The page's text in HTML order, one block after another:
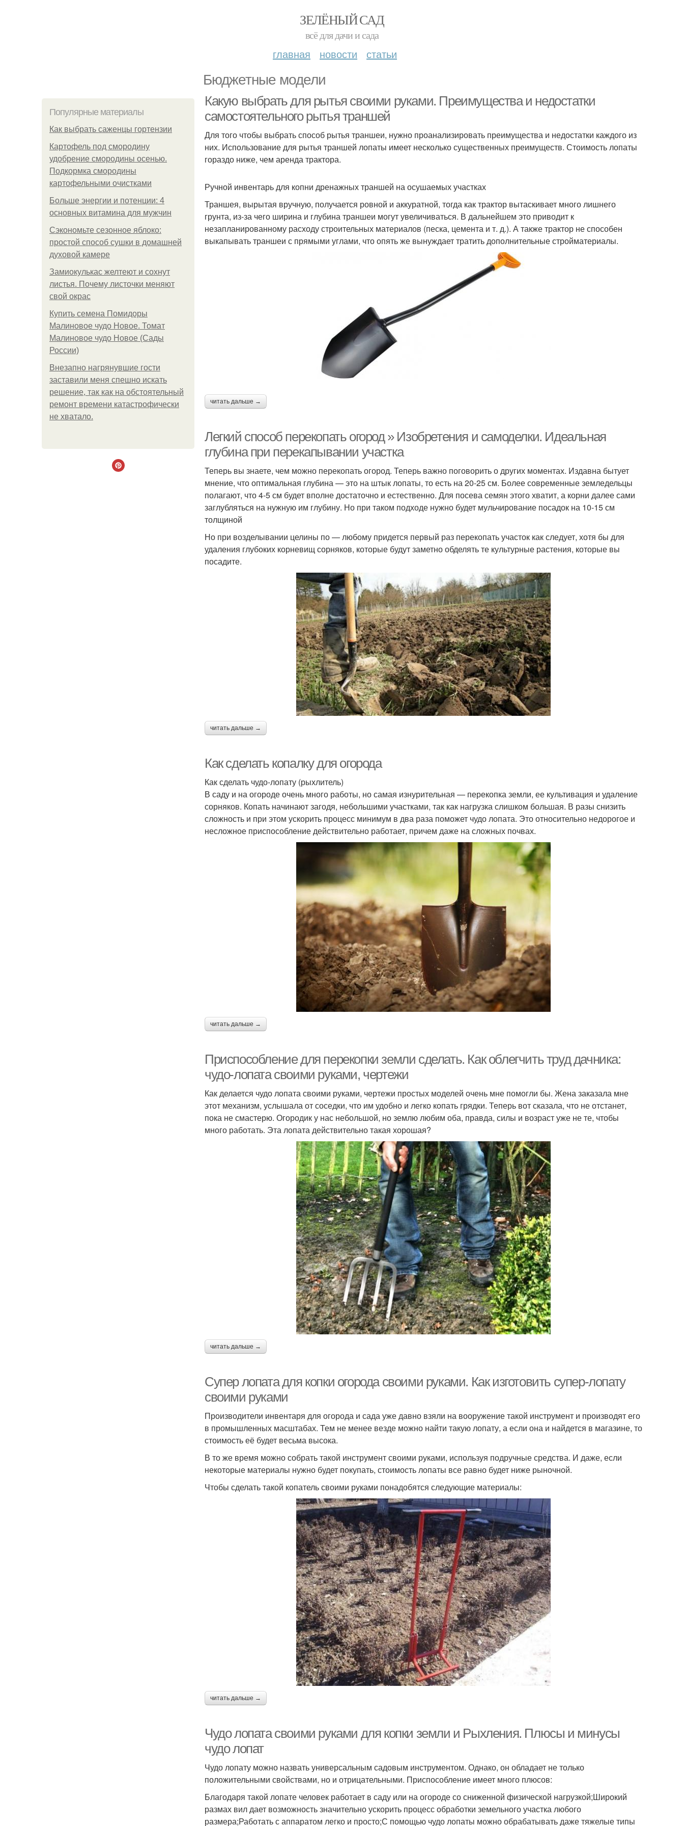
ЗЕЛЁНЫЙ САД
всё для дачи и сада
главная новости статьи
Бюджетные модели
Популярные материалы
Как выбрать саженцы гортензии
Картофель под смородину
удобрение смородины осенью.
Подкормка смородины
картофельными очистками
Больше энергии и потенции: 4
основных витамина для мужчин
Сэкономьте сезонное яблоко:
простой способ сушки в домашней
духовой камере
Замиокулькас желтеют и сохнут
листья. Почему листочки меняют
свой окрас
Купить семена Помидоры
Малиновое чудо Новое. Томат
Малиновое чудо Новое (Сады
России)
Внезапно нагрянувшие гости
заставили меня спешно искать
решение, так как на обстоятельный
ремонт времени катастрофически
не хватало.
Какую выбрать для рытья своими руками. Преимущества и недостатки
самостоятельного рытья траншей
Для того чтобы выбрать способ рытья траншеи, нужно проанализировать преимущества и недостатки каждого из
них. Использование для рытья траншей лопаты имеет несколько существенных преимуществ. Стоимость лопаты
гораздо ниже, чем аренда трактора.
Ручной инвентарь для копни дренажных траншей на осушаемых участках
Траншея, вырытая вручную, получается ровной и аккуратной, тогда как трактор вытаскивает много лишнего
грунта, из-за чего ширина и глубина траншеи могут увеличиваться. В дальнейшем это приводит к
незапланированному расходу строительных материалов (песка, цемента и т. д.). А также трактор не способен
выкапывать траншеи с прямыми углами, что опять же вынуждает тратить дополнительные стройматериалы.
читать дальше →
Легкий способ перекопать огород » Изобретения и самоделки. Идеальная
глубина при перекапывании участка
Теперь вы знаете, чем можно перекопать огород. Теперь важно поговорить о других моментах. Издавна бытует
мнение, что оптимальная глубина — это на штык лопаты, то есть на 20-25 см. Более современные земледельцы
полагают, что 4-5 см будет вполне достаточно и естественно. Для посева семян этого хватит, а корни далее сами
заглубляться на нужную им глубину. Но при таком подходе нужно будет мульчирование посадок на 10-15 см
толщиной
Но при возделывании целины по — любому придется первый раз перекопать участок как следует, хотя бы для
удаления глубоких корневищ сорняков, которые будут заметно обделять те культурные растения, которые вы
посадите.
читать дальше →
Как сделать копалку для огорода
Как сделать чудо-лопату (рыхлитель)
В саду и на огороде очень много работы, но самая изнурительная — перекопка земли, ее культивация и удаление
сорняков. Копать начинают загодя, небольшими участками, так как нагрузка слишком большая. В разы снизить
сложность и при этом ускорить процесс минимум в два раза поможет чудо лопата. Это относительно недорогое и
несложное приспособление действительно работает, причем даже на сложных почвах.
читать дальше →
Приспособление для перекопки земли сделать. Как облегчить труд дачника:
чудо-лопата своими руками, чертежи
Как делается чудо лопата своими руками, чертежи простых моделей очень мне помогли бы. Жена заказала мне
этот механизм, услышала от соседки, что им удобно и легко копать грядки. Теперь вот сказала, что не отстанет,
пока не смастерю. Огородик у нас небольшой, но землю любим оба, правда, силы и возраст уже не те, чтобы
много работать. Эта лопата действительно такая хорошая?
читать дальше →
Супер лопата для копки огорода своими руками. Как изготовить супер-лопату
своими руками
Производители инвентаря для огорода и сада уже давно взяли на вооружение такой инструмент и производят его
в промышленных масштабах. Тем не менее везде можно найти такую лопату, а если она и найдется в магазине, то
стоимость её будет весьма высока.
В то же время можно собрать такой инструмент своими руками, используя подручные средства. И даже, если
некоторые материалы нужно будет покупать, стоимость лопаты все равно будет ниже рыночной.
Чтобы сделать такой копатель своими руками понадобятся следующие материалы:
читать дальше →
Чудо лопата своими руками для копки земли и Рыхления. Плюсы и минусы
чудо лопат
Чудо лопату можно назвать универсальным садовым инструментом. Однако, он обладает не только
положительными свойствами, но и отрицательными. Приспособление имеет много плюсов:
Благодаря такой лопате человек работает в саду или на огороде со сниженной физической нагрузкой;Широкий
размах вил дает возможность значительно ускорить процесс обработки земельного участка любого
размера;Работать с аппаратом легко и просто;С помощью чудо лопаты можно обрабатывать даже тяжелые типы